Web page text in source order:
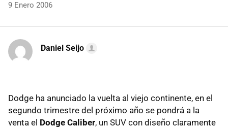
9 Enero 2006
Daniel Seijo
Dodge ha anunciado la vuelta al viejo continente, en el
segundo trimestre del próximo año se pondrá a la
venta el Dodge Caliber, un SUV con diseño claramente